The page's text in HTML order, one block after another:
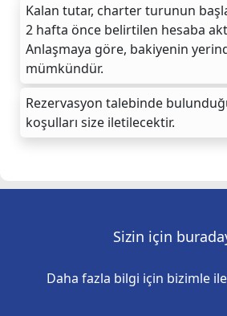
Kalan tutar, charter turunun
2 hafta önce belirtilen hesaba
Anlaşmaya göre, bakiyenin
mümkündür.
Rezervasyon talebinde
koşulları size iletilecektir.
Sizin için
Daha fazla bilgi için bizimle